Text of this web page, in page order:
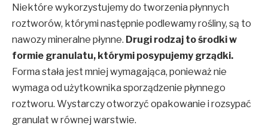
Niektóre wykorzystujemy do tworzenia płynnych
roztworów, którymi następnie podlewamy rośliny, są to
nawozy mineralne płynne. Drugi rodzaj to środki w
formie granulatu, którymi posypujemy grządki.
Forma stała jest mniej wymagająca, ponieważ nie
wymaga od użytkownika sporządzenie płynnego
roztworu. Wystarczy otworzyć opakowanie i rozsypać
granulat w równej warstwie.